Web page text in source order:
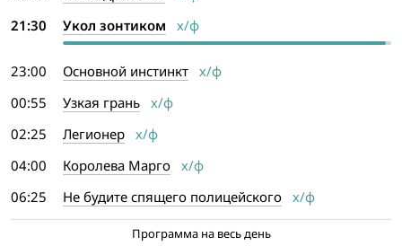
21:30
Укол зонтиком х/ф
23:00 Основной инстинкт х/ф
00:55
Узкая грань х/ф
02:25
Легионер х/ф
04:00
Королева Марго х/ф
06:25
Не будите спящего полицейского х/ф
Программа на весь день